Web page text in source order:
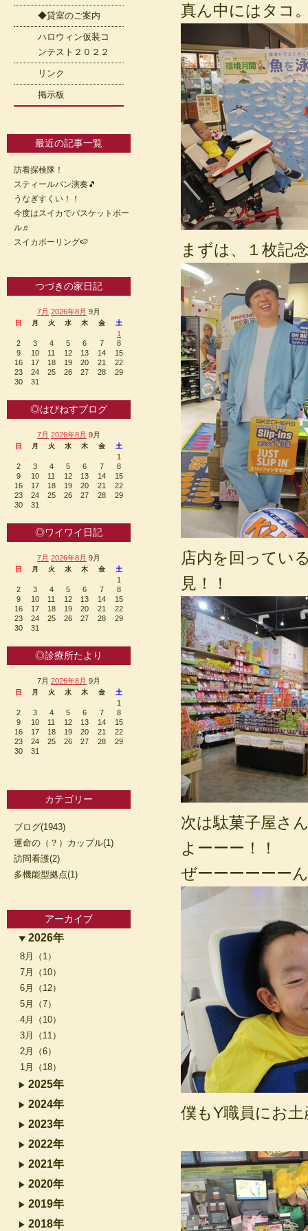
真ん中にはタコ
まずは、１枚記
店内を回ってい
見！！
次は駄菓子屋さ
よーーー！！
ぜーーーーーー
僕もY職員にお
◆貸室のご案内
ハロウィン仮装コ
ンテスト２０２２
リンク
掲示板
最近の記事一覧
訪看探検隊！
スティールパン演奏🎵
うなぎすくい！！
今度はスイカでバスケットボー
ル♬
スイカボーリング🍉
つづきの家日記
7月 2026年8月 9月
日 月 火 水 木 金 土
1
2
3 4 5 6 7
8
9
10 11 12 13 14
15
16
17 18 19 20 21
22
23
24 25 26 27 28
29
30
31
◎はぴねすブログ
7月 2026年8月 9月
日 月 火 水 木 金 土
1
2
3 4 5 6 7
8
9
10 11 12 13 14
15
16
17 18 19 20 21
22
23
24 25 26 27 28
29
30
31
◎ワイワイ日記
7月 2026年8月 9月
日 月 火 水 木 金 土
1
2
3 4 5 6 7
8
9
10 11 12 13 14
15
16
17 18 19 20 21
22
23
24 25 26 27 28
29
30
31
◎診療所たより
7月 2026年8月 9月
日 月 火 水 木 金 土
1
2
3 4 5 6 7
8
9
10 11 12 13 14
15
16
17 18 19 20 21
22
23
24 25 26 27 28
29
30
31
カテゴリー
ブログ(1943)
運命の（？）カップル(1)
訪問看護(2)
多機能型拠点(1)
アーカイブ
2026年
8月（1）
7月（10）
6月（12）
5月（7）
4月（10）
3月（11）
2月（6）
1月（18）
2025年
2024年
2023年
2022年
2021年
2020年
2019年
2018年